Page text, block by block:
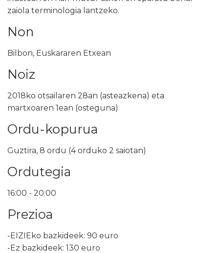
zaiola terminologia lantzeko.
Non
Bilbon, Euskararen Etxean
Noiz
2018ko otsailaren 28an (asteazkena) eta
martxoaren 1ean (osteguna)
Ordu-kopurua
Guztira, 8 ordu (4 orduko 2 saiotan)
Ordutegia
16:00 - 20:00
Prezioa
-EIZIEko bazkideek: 90 euro
-Ez bazkideek: 130 euro